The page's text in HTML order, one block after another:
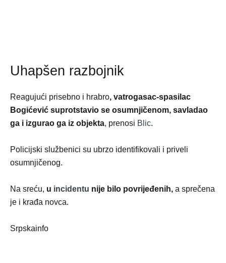
Uhapšen razbojnik
Reagujući prisebno i hrabro, vatrogasac-spasilac
Bogićević suprotstavio se osumnjičenom, savladao
ga i izgurao ga iz objekta, prenosi Blic.
Policijski službenici su ubrzo identifikovali i priveli
osumnjičenog.
Na sreću, u incidentu nije bilo povrijeđenih, a sprečena
je i krađa novca.
Srpskainfo